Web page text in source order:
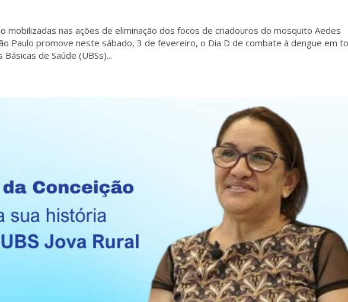
mobilizadas nas ações de eliminação dos focos de criadouros do mosquito Aedes
Paulo promove neste sábado, 3 de fevereiro, o Dia D de combate à dengue em
de Saúde (UBSs)...